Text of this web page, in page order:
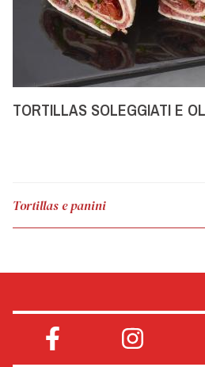
TORTILLAS SOLEGGIATI E
Tortillas e panini